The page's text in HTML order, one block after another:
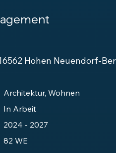
Hohen Neuendorf-
Architektur, Wohnen
In Arbeit
2024 - 2027
82 WE